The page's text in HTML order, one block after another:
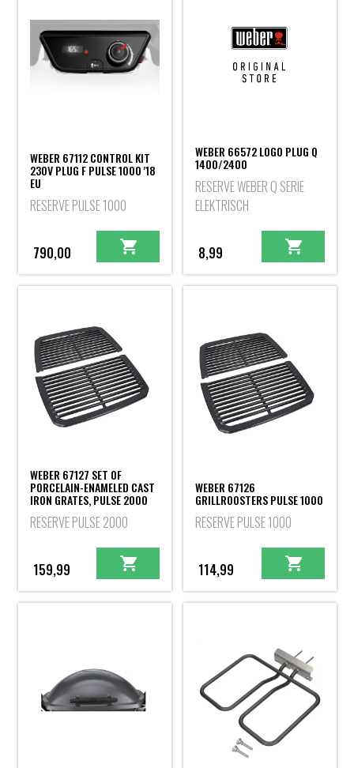
WEBER 67112 CONTROL KIT
230V PLUG F PULSE 1000 '18
EU
RESERVE PULSE 1000
790,00
WEBER 66572 LOGO PLUG Q
1400/2400
RESERVE WEBER Q SERIE
ELEKTRISCH
8,99
WEBER 67127 SET OF
PORCELAIN-ENAMELED CAST
IRON GRATES, PULSE 2000
RESERVE PULSE 2000
159,99
WEBER 67126
GRILLROOSTERS PULSE 1000
RESERVE PULSE 1000
114,99